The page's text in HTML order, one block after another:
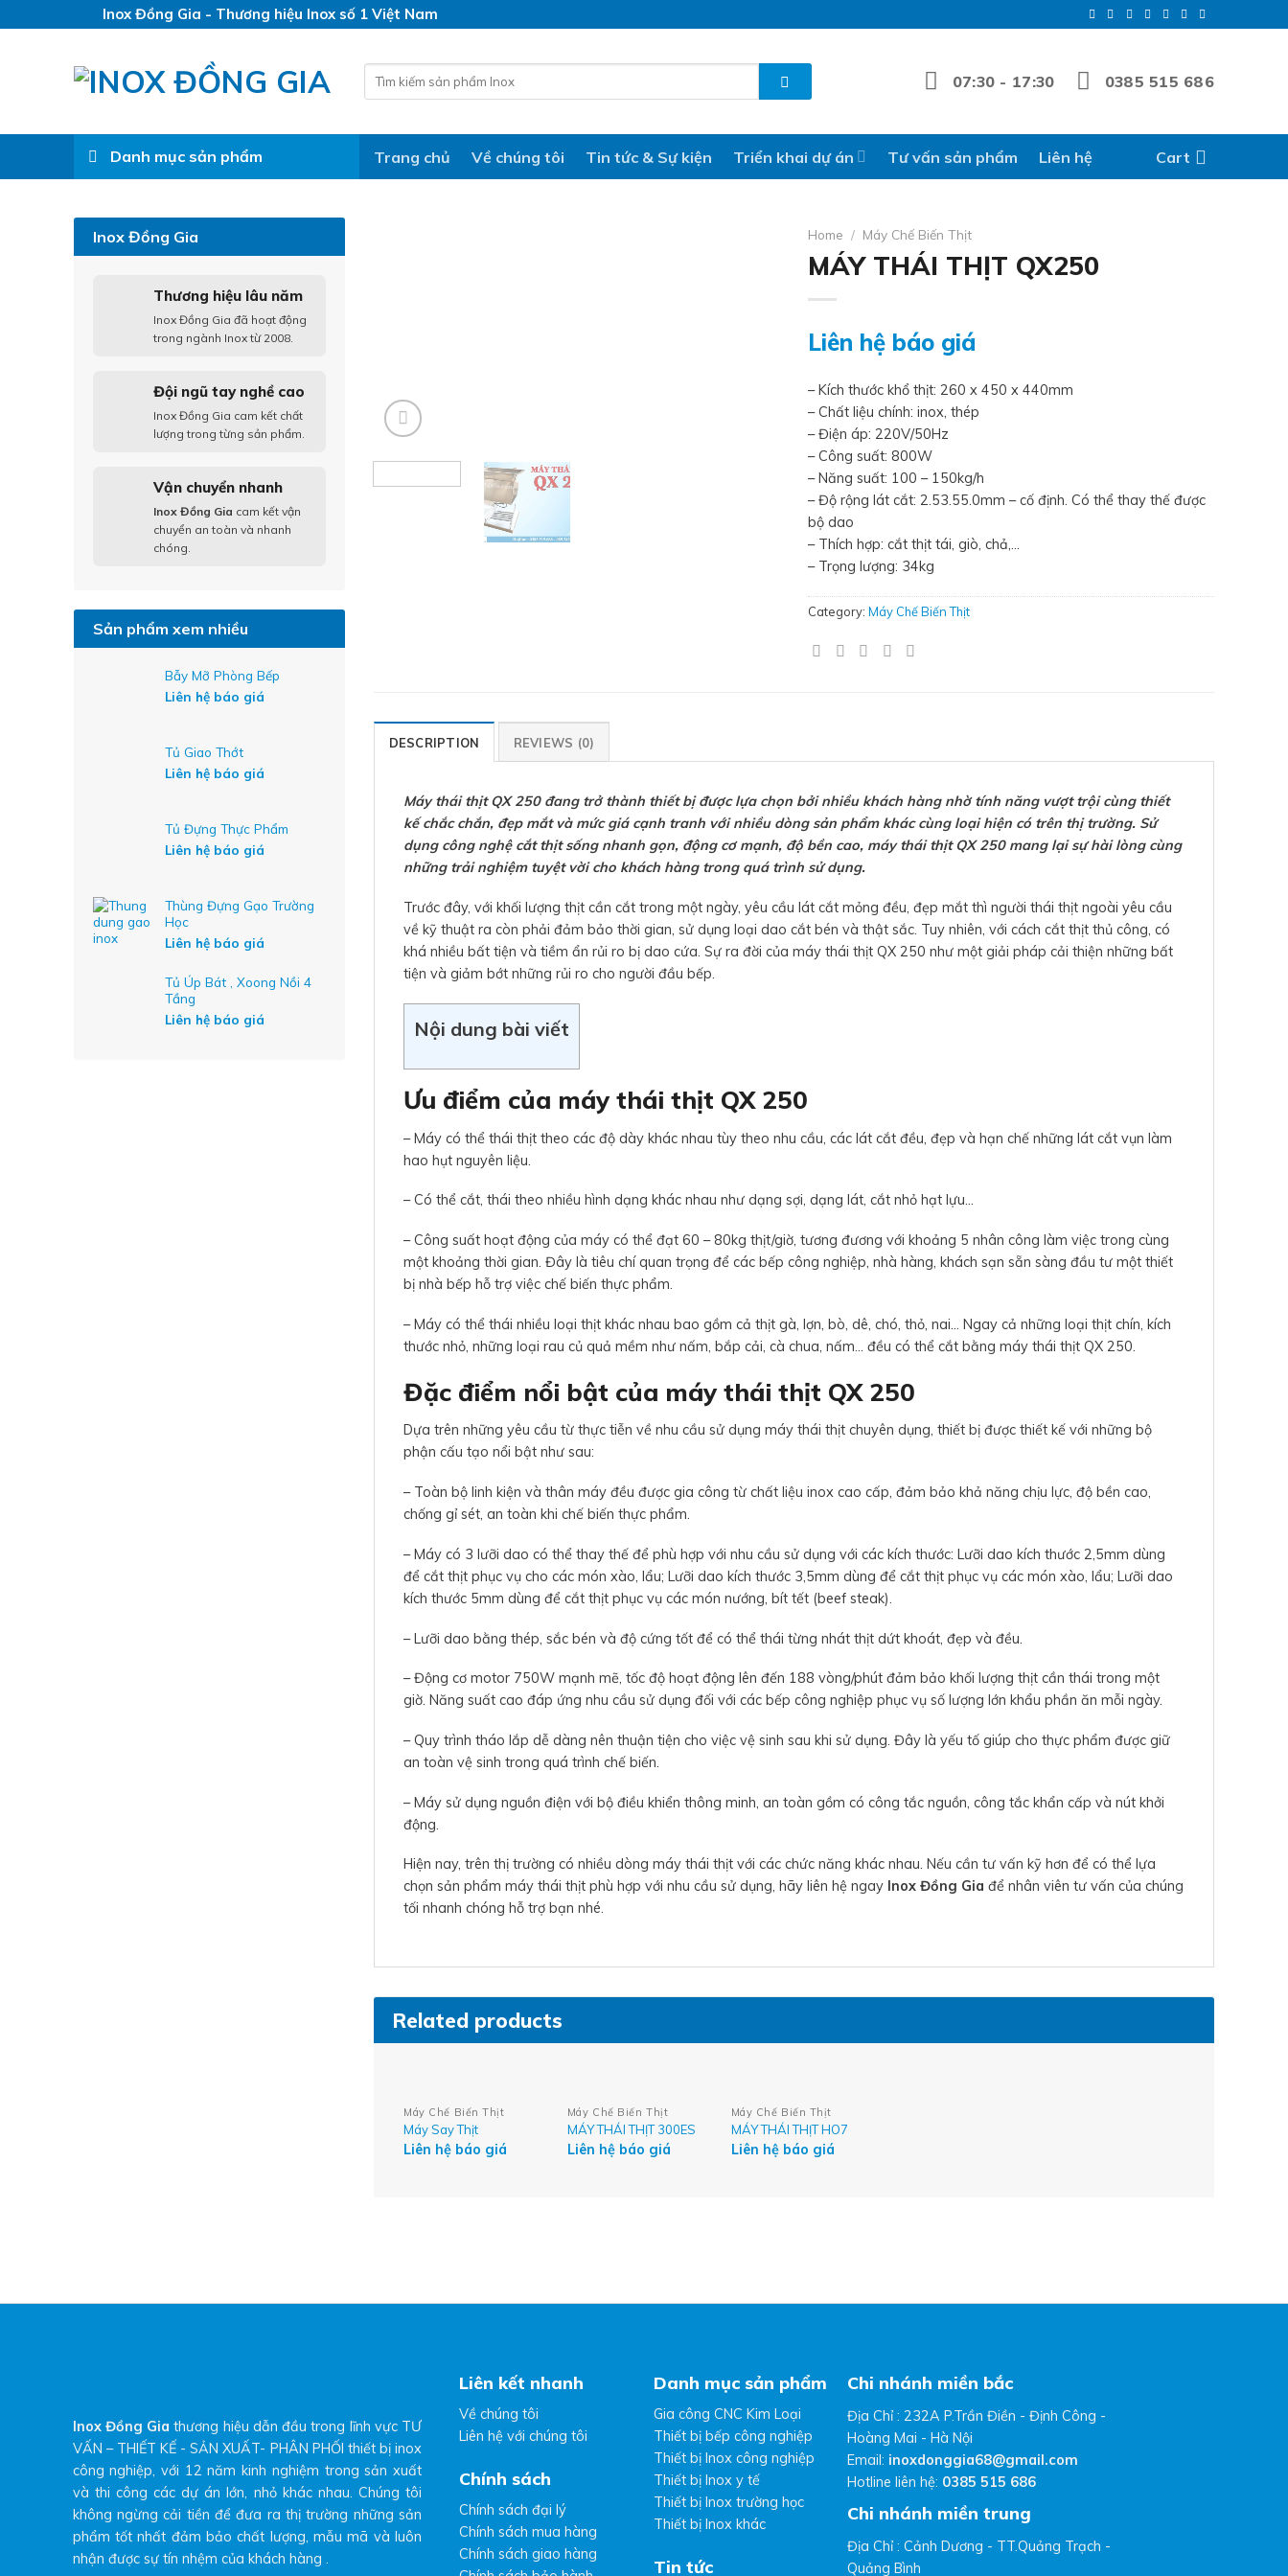
to
Inox Đồng Gia - Thương hiệu Inox số 1 Việt Nam
for:
07:30 - 17:30 0385 515 686
Danh mục sản phẩm Trang chủ Về chúng tôi Tin tức & Sự kiện Triển khai dự án Tư vấn sản phẩm Liên hệ Cart
Inox Đồng Gia
Thương hiệu lâu năm
Inox Đồng Gia đã hoạt động
trong ngành Inox từ 2008.
Đội ngũ tay nghề cao
Inox Đồng Gia cam kết chất
lượng trong từng sản phẩm.
Vận chuyển nhanh
Inox Đồng Gia cam kết vận
chuyển an toàn và nhanh
chóng.
Sản phẩm xem nhiều
Bẫy Mỡ Phòng Bếp
Liên hệ báo giá
Tủ Giao Thớt
Liên hệ báo giá
Tủ Đựng Thực Phẩm
Liên hệ báo giá
Thùng Đựng Gạo Trường
Học
Liên hệ báo giá
Tủ Úp Bát , Xoong Nồi 4
Tầng
Liên hệ báo giá
Home / Máy Chế Biến Thịt
MÁY THÁI THỊT QX250
Liên hệ báo giá
– Kích thước khổ thịt: 260 x 450 x 440mm
– Chất liệu chính: inox, thép
– Điện áp: 220V/50Hz
– Công suất: 800W
– Năng suất: 100 – 150kg/h
– Độ rộng lát cắt: 2.53.55.0mm – cố định. Có thể thay thế được
bộ dao
– Thích hợp: cắt thịt tái, giò, chả,…
– Trọng lượng: 34kg
Category:Máy Chế Biến Thịt
DESCRIPTION REVIEWS (0)
Máy thái thịt QX 250 đang trở thành thiết bị được lựa chọn bởi nhiều khách hàng nhờ tính năng vượt trội cùng thiết
kế chắc chắn, đẹp mắt và mức giá cạnh tranh với nhiều dòng sản phẩm khác cùng loại hiện có trên thị trường. Sử
dụng công nghệ cắt thịt sống nhanh gọn, động cơ mạnh, độ bền cao, máy thái thịt QX 250 mang lại sự hài lòng cùng
những trải nghiệm tuyệt vời cho khách hàng trong quá trình sử dụng.
Trước đây, với khối lượng thịt cần cắt trong một ngày, yêu cầu lát cắt mỏng đều, đẹp mắt thì người thái thịt ngoài yêu cầu
về kỹ thuật ra còn phải đảm bảo thời gian, sử dụng loại dao cắt bén và thật sắc. Tuy nhiên, với cách cắt thịt thủ công, có
khá nhiều bất tiện và tiềm ẩn rủi ro bị dao cứa. Sự ra đời của máy thái thịt QX 250 như một giải pháp cải thiện những bất
tiện và giảm bớt những rủi ro cho người đầu bếp.
Nội dung bài viết
Ưu điểm của máy thái thịt QX 250
– Máy có thể thái thịt theo các độ dày khác nhau tùy theo nhu cầu, các lát cắt đều, đẹp và hạn chế những lát cắt vụn làm
hao hụt nguyên liệu.
– Có thể cắt, thái theo nhiều hình dạng khác nhau như dạng sợi, dạng lát, cắt nhỏ hạt lựu…
– Công suất hoạt động của máy có thể đạt 60 – 80kg thịt/giờ, tương đương với khoảng 5 nhân công làm việc trong cùng
một khoảng thời gian. Đây là tiêu chí quan trọng để các bếp công nghiệp, nhà hàng, khách sạn sẵn sàng đầu tư một thiết
bị nhà bếp hỗ trợ việc chế biến thực phẩm.
– Máy có thể thái nhiều loại thịt khác nhau bao gồm cả thịt gà, lợn, bò, dê, chó, thỏ, nai… Ngay cả những loại thịt chín, kích
thước nhỏ, những loại rau củ quả mềm như nấm, bắp cải, cà chua, nấm… đều có thể cắt bằng máy thái thịt QX 250.
Đặc điểm nổi bật của máy thái thịt QX 250
Dựa trên những yêu cầu từ thực tiễn về nhu cầu sử dụng máy thái thịt chuyên dụng, thiết bị được thiết kế với những bộ
phận cấu tạo nổi bật như sau:
– Toàn bộ linh kiện và thân máy đều được gia công từ chất liệu inox cao cấp, đảm bảo khả năng chịu lực, độ bền cao,
chống gỉ sét, an toàn khi chế biến thực phẩm.
– Máy có 3 lưỡi dao có thể thay thế để phù hợp với nhu cầu sử dụng với các kích thước: Lưỡi dao kích thước 2,5mm dùng
để cắt thịt phục vụ cho các món xào, lẩu; Lưỡi dao kích thước 3,5mm dùng để cắt thịt phục vụ các món xào, lẩu; Lưỡi dao
kích thước 5mm dùng để cắt thịt phục vụ các món nướng, bít tết (beef steak).
– Lưỡi dao bằng thép, sắc bén và độ cứng tốt để có thể thái từng nhát thịt dứt khoát, đẹp và đều.
– Động cơ motor 750W mạnh mẽ, tốc độ hoạt động lên đến 188 vòng/phút đảm bảo khối lượng thịt cần thái trong một
giờ. Năng suất cao đáp ứng nhu cầu sử dụng đối với các bếp công nghiệp phục vụ số lượng lớn khẩu phần ăn mỗi ngày.
– Quy trình tháo lắp dễ dàng nên thuận tiện cho việc vệ sinh sau khi sử dụng. Đây là yếu tố giúp cho thực phẩm được giữ
an toàn vệ sinh trong quá trình chế biến.
– Máy sử dụng nguồn điện với bộ điều khiển thông minh, an toàn gồm có công tắc nguồn, công tắc khẩn cấp và nút khởi
động.
Hiện nay, trên thị trường có nhiều dòng máy thái thịt với các chức năng khác nhau. Nếu cần tư vấn kỹ hơn để có thể lựa
chọn sản phẩm máy thái thịt phù hợp với nhu cầu sử dụng, hãy liên hệ ngay Inox Đồng Gia để nhân viên tư vấn của chúng
tối nhanh chóng hỗ trợ bạn nhé.
Related products
Máy Chế Biến Thịt
Máy Say Thịt
Liên hệ báo giá
Máy Chế Biến Thịt
MÁY THÁI THỊT 300ES
Liên hệ báo giá
Máy Chế Biến Thịt
MÁY THÁI THỊT HO7
Liên hệ báo giá
Inox Đồng Gia thương hiệu dẫn đầu trong lĩnh vực TƯ
VẤN – THIẾT KẾ - SẢN XUẤT- PHÂN PHỐI thiết bị inox
công nghiệp, với 12 năm kinh nghiệm trong sản xuất
và thi công các dự án lớn, nhỏ khác nhau. Chúng tôi
không ngừng cải tiền để đưa ra thị trường những sản
phẩm tốt nhất đảm bảo chất lượng, mẫu mã và luôn
nhận được sự tín nhệm của khách hàng .
Liên kết nhanh
Về chúng tôi
Liên hệ với chúng tôi
Chính sách
Chính sách đại lý
Chính sách mua hàng
Chính sách giao hàng
Danh mục sản phẩm
Gia công CNC Kim Loại
Thiết bị bếp công nghiệp
Thiết bị Inox công nghiệp
Thiết bị Inox y tế
Thiết bị Inox trường học
Thiết bị Inox khác
Tin tức
Chi nhánh miền bắc
Địa Chỉ : 232A P.Trần Điền - Định Công -
Hoàng Mai - Hà Nội
Email: inoxdonggia68@gmail.com
Hotline liên hệ: 0385 515 686
Chi nhánh miền trung
Địa Chỉ : Cảnh Dương - TT.Quảng Trạch -
Quảng Bình